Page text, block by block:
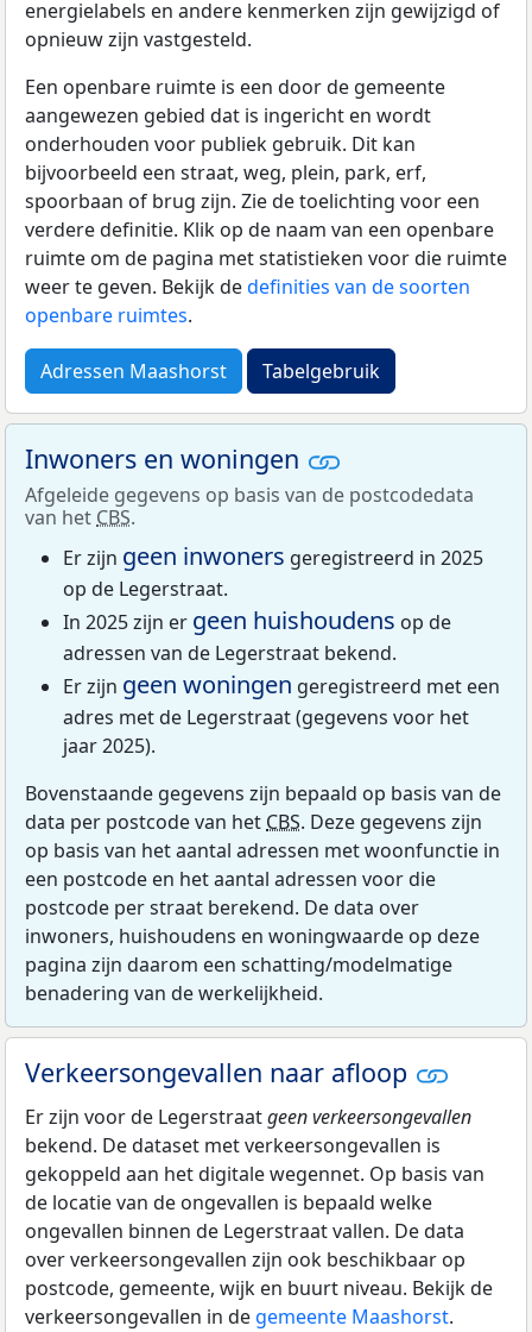
energielabels en andere kenmerken zijn gewijzigd of
opnieuw zijn vastgesteld.
Een openbare ruimte is een door de gemeente
aangewezen gebied dat is ingericht en wordt
onderhouden voor publiek gebruik. Dit kan
bijvoorbeeld een straat, weg, plein, park, erf,
spoorbaan of brug zijn. Zie de toelichting voor een
verdere definitie. Klik op de naam van een openbare
ruimte om de pagina met statistieken voor die ruimte
weer te geven. Bekijk dedefinities van de soorten
openbare ruimtes.
Adressen Maashorst Tabelgebruik
Inwoners en woningen
Afgeleide gegevens op basis van de postcodedata
van het CBS.
Er zijn geen inwoners geregistreerd in 2025
op de Legerstraat.
In 2025 zijn er geen huishoudens op de
adressen van de Legerstraat bekend.
Er zijn geen woningen geregistreerd met een
adres met de Legerstraat (gegevens voor het
jaar 2025).
Bovenstaande gegevens zijn bepaald op basis van de
data per postcode van het CBS. Deze gegevens zijn
op basis van het aantal adressen met woonfunctie in
een postcode en het aantal adressen voor die
postcode per straat berekend. De data over
inwoners, huishoudens en woningwaarde op deze
pagina zijn daarom een schatting/modelmatige
benadering van de werkelijkheid.
Verkeersongevallen naar afloop
Er zijn voor de Legerstraatgeen verkeersongevallen
bekend. De dataset met verkeersongevallen is
gekoppeld aan het digitale wegennet. Op basis van
de locatie van de ongevallen is bepaald welke
ongevallen binnen de Legerstraat vallen. De data
over verkeersongevallen zijn ook beschikbaar op
postcode, gemeente, wijk en buurt niveau. Bekijk de
verkeersongevallen in de gemeente Maashorst.